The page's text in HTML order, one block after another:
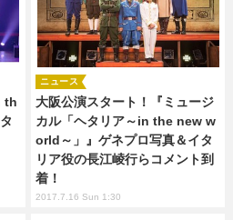
th
大阪公演スタート！『ミュージ
カル「ヘタリア～in the new w
orld～」』ゲネプロ写真＆イタ
リア役の長江崚行らコメント到
着！
ニュース
2017.7.16 Sun 1:30